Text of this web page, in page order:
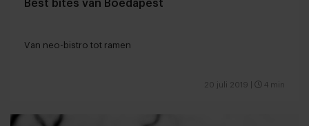
Best bites van Boedapest
Van neo-bistro tot ramen
20 juli 2019 4 min